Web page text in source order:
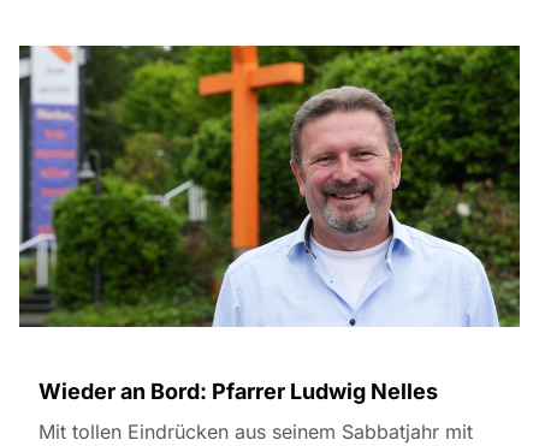
Wieder an Bord: Pfarrer Ludwig Nelles
Mit tollen Eindrücken aus seinem Sabbatjahr mit